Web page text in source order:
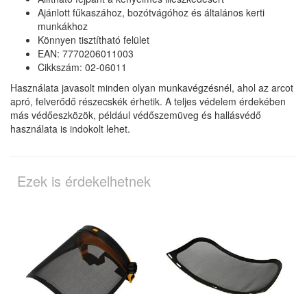
Ajánlott fűkaszához, bozótvágóhoz és általános kerti
munkákhoz
Könnyen tisztítható felület
EAN: 7770206011003
Cikkszám: 02-06011
Használata javasolt minden olyan munkavégzésnél, ahol az arcot
apró, felverődő részecskék érhetik. A teljes védelem érdekében
más védőeszközök, például védőszemüveg és hallásvédő
használata is indokolt lehet.
Ezek is érdekelhetnek